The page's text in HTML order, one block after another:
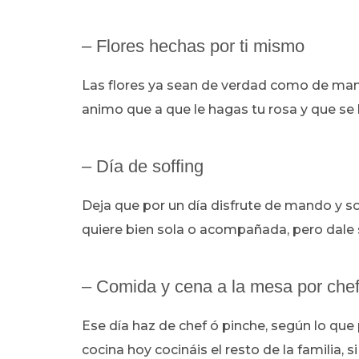
– Flores hechas por ti mismo
Las flores ya sean de verdad como de
animo que a que le hagas tu rosa y que
– Día de soffing
Deja que por un día disfrute de mando y
quiere bien sola o acompañada, pero dale
– Comida y cena a la mesa por
Ese día haz de chef ó pinche, según lo
cocina hoy cocináis el resto de la familia,